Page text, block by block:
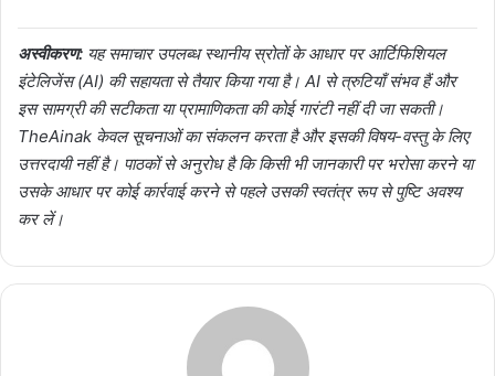
अस्वीकरण: यह समाचार उपलब्ध स्थानीय स्रोतों के आधार पर आर्टिफिशियल
इंटेलिजेंस (AI) की सहायता से तैयार किया गया है। AI से त्रुटियाँ संभव हैं और
इस सामग्री की सटीकता या प्रामाणिकता की कोई गारंटी नहीं दी जा सकती।
TheAinak केवल सूचनाओं का संकलन करता है और इसकी विषय-वस्तु के लिए
उत्तरदायी नहीं है। पाठकों से अनुरोध है कि किसी भी जानकारी पर भरोसा करने या
उसके आधार पर कोई कार्रवाई करने से पहले उसकी स्वतंत्र रूप से पुष्टि अवश्य
कर लें।